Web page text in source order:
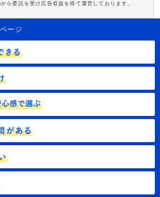
ら委託を受け広告収益を得て運営しております。
ージ